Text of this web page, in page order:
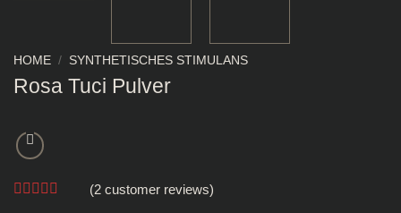
HOME / SYNTHETISCHES STIMULANS
Rosa Tuci Pulver
(2customer reviews)